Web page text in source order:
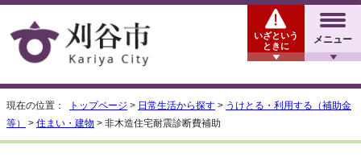
メニュー
いざという
ときに
現在の位置： トップページ > 日常生活から探す > うけとる・利用する（補助金
等）
> 住まい・建物 > 非木造住宅耐震診断費補助